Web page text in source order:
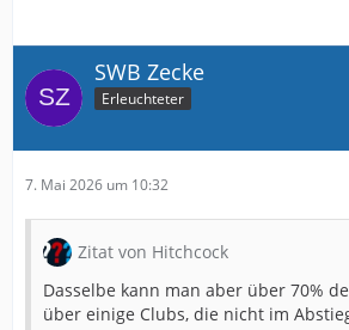
SWB Zecke
Erleuchteter
7. Mai 2026 um 10:32
Zitat von Hitchcock
Dasselbe kann man aber über 70%
über einige Clubs, die nicht im